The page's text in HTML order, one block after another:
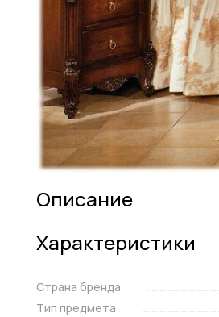
Описание
Характеристики
Страна бренда
Тип предмета